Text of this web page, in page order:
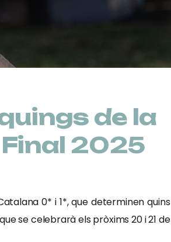
de la
Final 2025
0* i 1*, que determinen quins
se celebrarà els pròxims 20 i 21 de